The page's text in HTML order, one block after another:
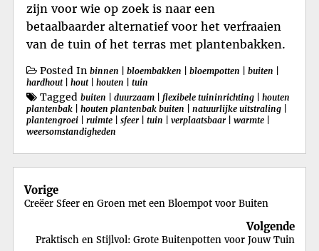
zijn voor wie op zoek is naar een
betaalbaarder alternatief voor het verfraaien
van de tuin of het terras met plantenbakken.
Posted In binnen bloembakken bloempotten buiten
hardhout| hout| houten tuin
Tagged buiten duurzaam flexibele tuininrichting
houten
plantenbak
houten plantenbak buiten natuurlijke uitstraling
plantengroei
ruimte sfeer tuin verplaatsbaar warmte
weersomstandigheden
Berichtnavigatie
Vorige
Creëer Sfeer en Groen met een Bloempot voor Buiten
Volgende
Praktisch en Stijlvol: Grote Buitenpotten voor Jouw Tuin